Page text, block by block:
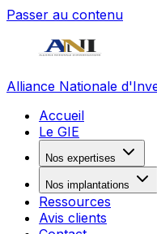
Passer au contenu
Alliance Nationale
Accueil
Le GIE
Nos expertises
Nos implantations
Ressources
Avis clients